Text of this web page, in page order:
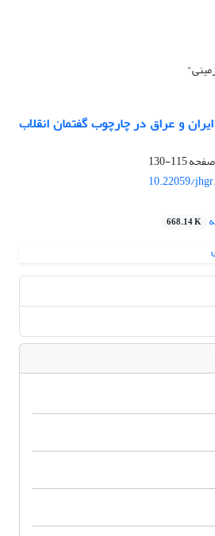
و عراق در چارچوب گفتمان انقلاب
115-130
10.22059/
668.14 K